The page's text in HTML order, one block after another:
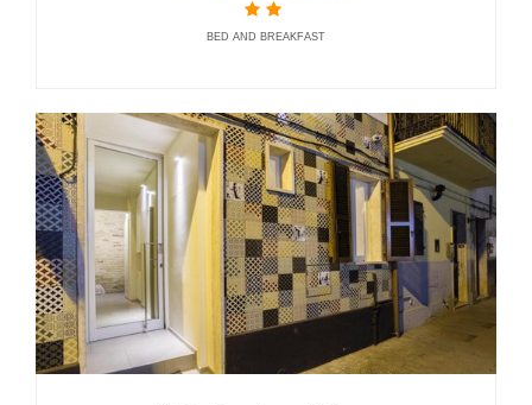
San Benedetto del Tronto
Residence Mediterraneo
RESIDENCE
BED AND BREAKFAST